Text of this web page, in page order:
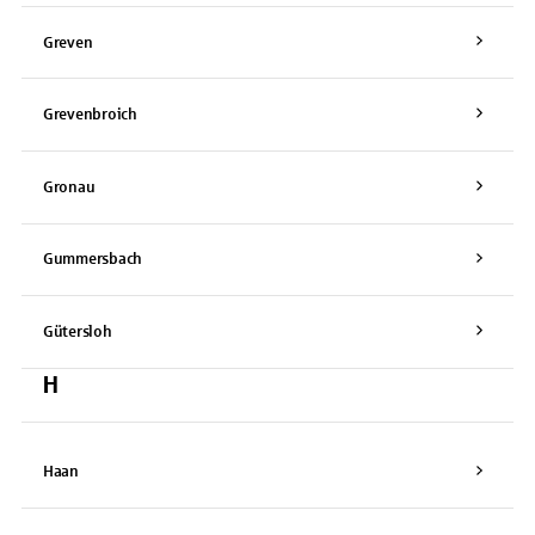
Greven
Grevenbroich
Gronau
Gummersbach
Gütersloh
H
Haan